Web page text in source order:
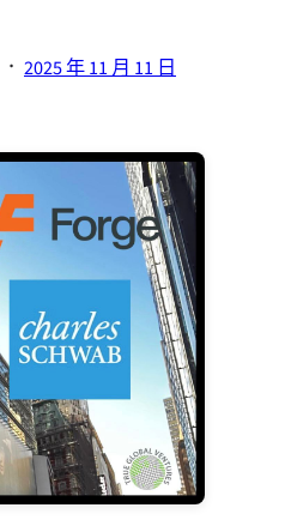
· 2025 年 11 月 11 日